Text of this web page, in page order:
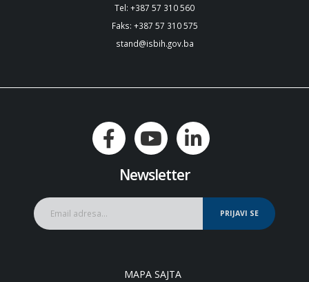
Tel: +387 57 310 560
Faks: +387 57 310 575
stand@isbih.gov.ba
Newsletter
PRIJAVI SE
MAPA SAJTA